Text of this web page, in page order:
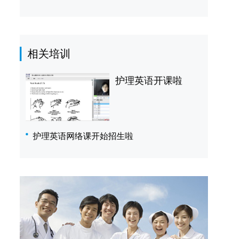
相关培训
护理英语开课啦
护理英语网络课开始招生啦